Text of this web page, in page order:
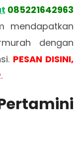
085221642963
mendapatkan
dengan
PESAN DISINI,
.